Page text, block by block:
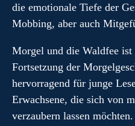
die emotionale Tiefe der
Mobbing, aber auch
Morgel und die Waldfee ist
Fortsetzung der
hervorragend für junge
Erwachsene, die sich von
verzaubern lassen